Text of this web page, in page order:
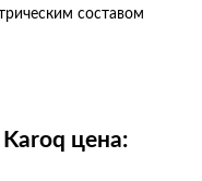
составом
цена: